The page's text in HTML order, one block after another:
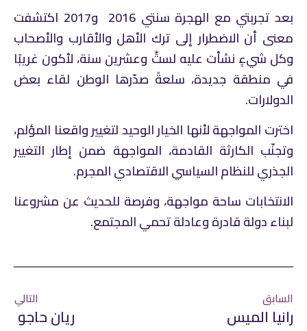
بعد تجربتي مع الهجرة سنتي 2016 و2017 اكتشفت
معنى أن الاضطرار إلى ترك الأهل والأقارب والأصحاب
وكل شيءٍ نشأت عليه لستٍّ وعشرين سنة، لأكون غريبًا
في منطقة جديدة، سلعةً صدّرها الوطن لقاء بعض
الدولارات.
اخترت المواجهة لأنها الخيار الوحيد لتغيير واقعنا المؤلم،
وتجنّب الكارثة القادمة، المواجهة ضمن إطار التغيير
الجذري للنظام السياسي الاقتصادي المجرم.
الانتخابات ساحة مواجهة، وفرصة للحديث عن مشروعنا
لبناء دولة قادرة وعادلة تحمي المجتمع.
السابق
رانيا الميس
التالي
ريان حاجو